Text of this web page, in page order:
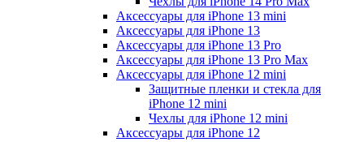
Аксессуары для iPhone 13 mini
Аксессуары для iPhone 13
Аксессуары для iPhone 13 Pro
Аксессуары для iPhone 13 Pro Max
Аксессуары для iPhone 12 mini
Защитные пленки и стекла для
iPhone 12 mini
Чехлы для iPhone 12 mini
Аксессуары для iPhone 12